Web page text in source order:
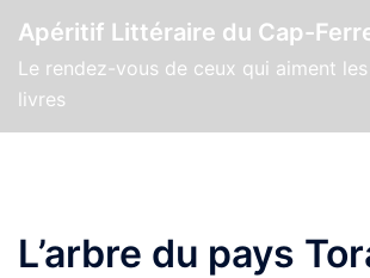
Apéritif Littéraire du Cap-
Le rendez-vous de ceux qui aiment les
livres
L’arbre du pays